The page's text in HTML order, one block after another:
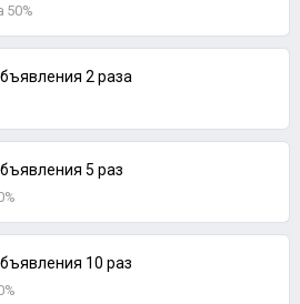
50%
2 раза
5 раз
10 раз